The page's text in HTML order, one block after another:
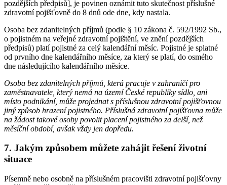
pozdějších předpisů], je povinen oznámit tuto skutečnost příslušné
zdravotní pojišťovně do 8 dnů ode dne, kdy nastala.
Osoba bez zdanitelných příjmů (podle § 10 zákona č. 592/1992 Sb.,
o pojistném na veřejné zdravotní pojištění, ve znění pozdějších
předpisů) platí pojistné za celý kalendářní měsíc. Pojistné je splatné
od prvního dne kalendářního měsíce, za který se platí, do osmého
dne následujícího kalendářního měsíce.
Osoba bez zdanitelných příjmů, která pracuje v zahraničí pro
zaměstnavatele, který nemá na území České republiky sídlo, ani
místo podnikání, může projednat s příslušnou zdravotní pojišťovnou
jiný způsob hrazení pojistného. Příslušná zdravotní pojišťovna může
na žádost takové osoby povolit placení pojistného za delší, než
měsíční období, avšak vždy jen dopředu.
7. Jakým způsobem můžete zahájit řešení životní
situace
Písemně nebo osobně na příslušném pracovišti zdravotní pojišťovny